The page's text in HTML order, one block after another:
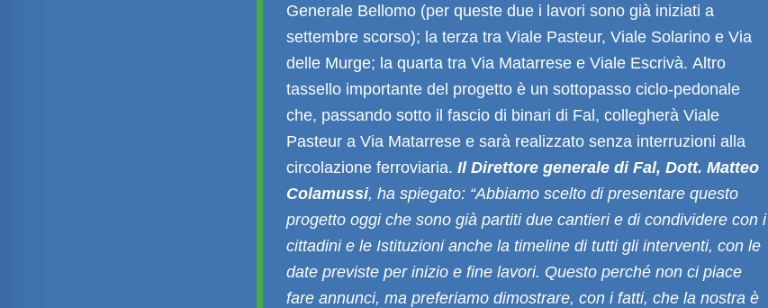
Generale Bellomo (per queste due i lavori sono già iniziati a
settembre scorso); la terza tra Viale Pasteur, Viale Solarino e Via
delle Murge; la quarta tra Via Matarrese e Viale Escrivà. Altro
tassello importante del progetto è un sottopasso ciclo-pedonale
che, passando sotto il fascio di binari di Fal, collegherà Viale
Pasteur a Via Matarrese e sarà realizzato senza interruzioni alla
circolazione ferroviaria.Il Direttore generale di Fal, Dott. Matteo
Colamussi, ha spiegato: “Abbiamo scelto di presentare questo
progetto oggi che sono già partiti due cantieri e di condividere con i
cittadini e le Istituzioni anche la timeline di tutti gli interventi, con le
date previste per inizio e fine lavori. Questo perché non ci piace
fare annunci, ma preferiamo dimostrare, con i fatti, che la nostra è